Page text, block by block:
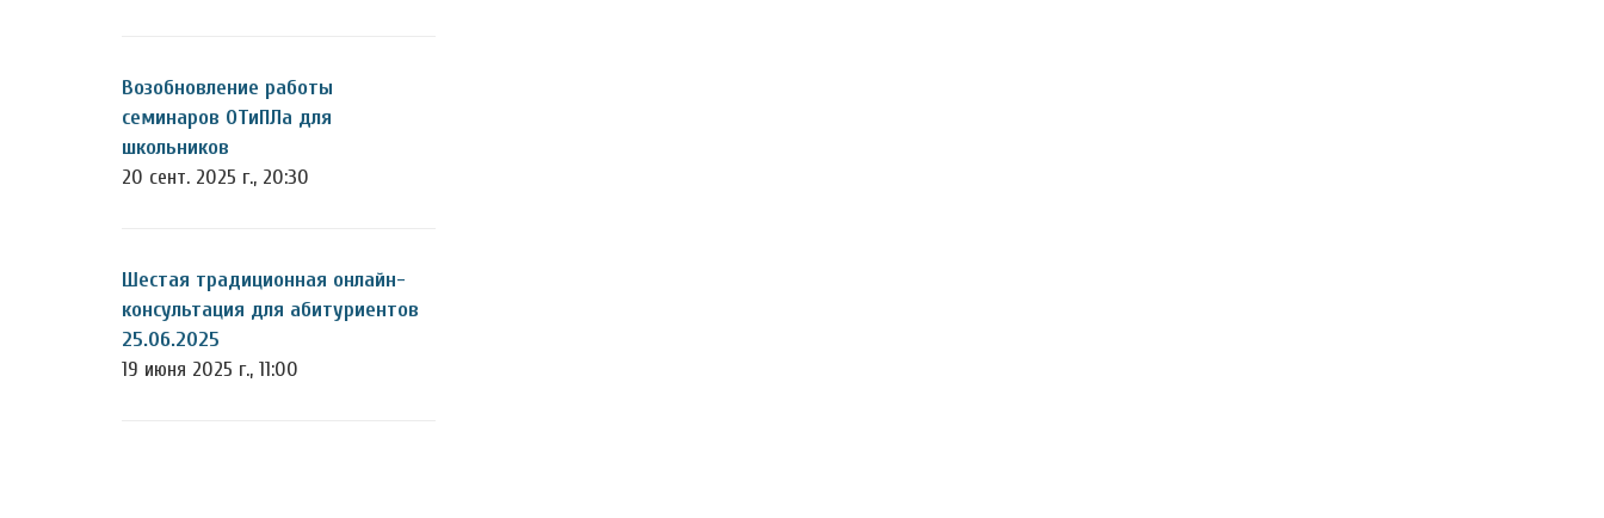
Возобновление работы
семинаров ОТиПЛа для
школьников
20 сент. 2025 г., 20:30
Шестая традиционная онлайн-
консультация для абитуриентов
25.06.2025
19 июня 2025 г., 11:00